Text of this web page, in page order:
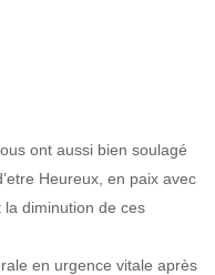
ont aussi bien soulagé
Heureux, en paix avec
la diminution de ces
en urgence vitale après